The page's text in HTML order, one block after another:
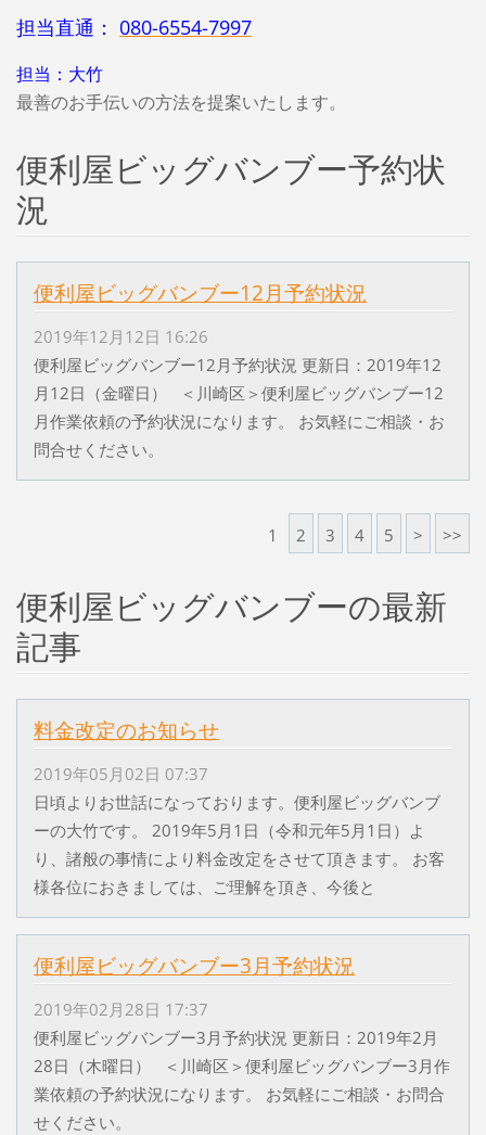
担当直通： 080-6554-7997
担当：大竹
最善のお手伝いの方法を提案いたします。
便利屋ビッグバンブー予約状
況
便利屋ビッグバンブー12月予約状況
2019年12月12日 16:26
便利屋ビッグバンブー12月予約状況 更新日：2019年12
月12日（金曜日） ＜川崎区＞便利屋ビッグバンブー12
月作業依頼の予約状況になります。 お気軽にご相談・お
問合せください。
1 2 3 4 5 > >>
便利屋ビッグバンブーの最新
記事
料金改定のお知らせ
2019年05月02日 07:37
日頃よりお世話になっております。便利屋ビッグバンブ
ーの大竹です。 2019年5月1日（令和元年5月1日）よ
り、諸般の事情により料金改定をさせて頂きます。 お客
様各位におきましては、ご理解を頂き、今後と
便利屋ビッグバンブー3月予約状況
2019年02月28日 17:37
便利屋ビッグバンブー3月予約状況 更新日：2019年2月
28日（木曜日） ＜川崎区＞便利屋ビッグバンブー3月作
業依頼の予約状況になります。 お気軽にご相談・お問合
せください。